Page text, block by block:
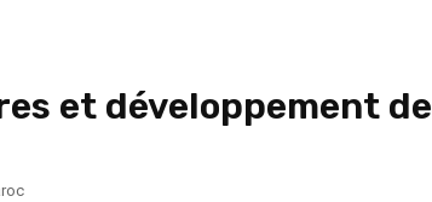
et développement de